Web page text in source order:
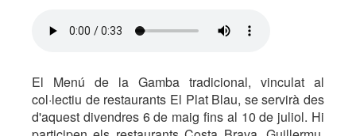
El Menú de la Gamba tradicional, vinculat al
col·lectiu de restaurants El Plat Blau, se servirà des
d'aquest divendres 6 de maig fins al 10 de juliol. Hi